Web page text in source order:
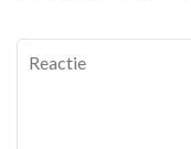
Reactie